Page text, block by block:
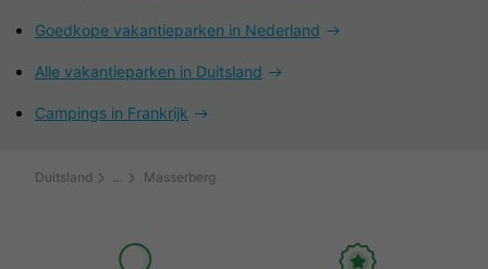
Goedkope vakantieparken in Nederland
Alle vakantieparken in Duitsland
Campings in Frankrijk
Duitsland Masserberg